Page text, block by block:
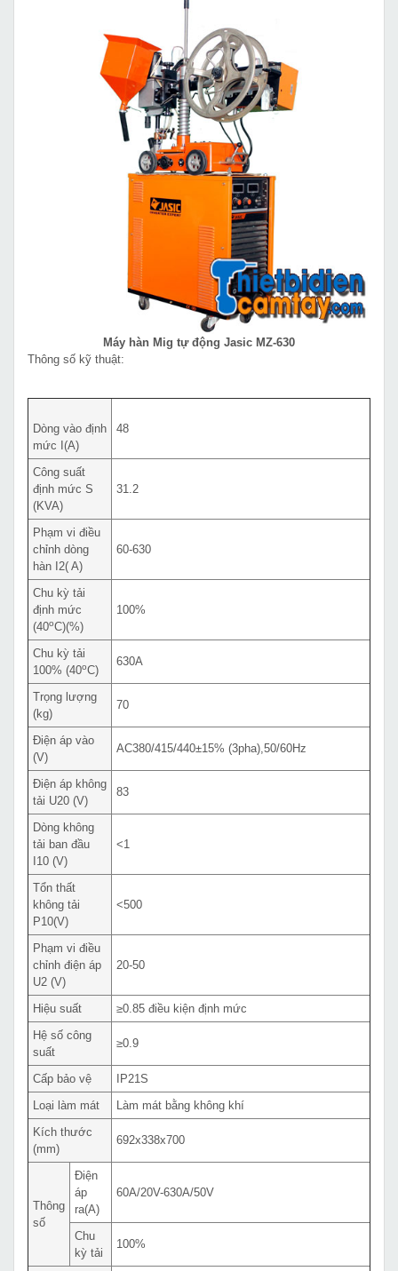
Máy hàn Mig tự động Jasic MZ-630
Thông số kỹ thuật:
Dòng vào định
mức I(A)
48
Công suất
định mức S
(KVA)
31.2
Phạm vi điều
chỉnh dòng
hàn I2( A)
60-630
Chu kỳ tải
định mức
(40oC)(%)
100%
Chu kỳ tải
100% (40oC)
630A
Trọng lượng
(kg)
70
Điện áp vào
(V)
AC380/415/440±15% (3pha),50/60Hz
Điện áp không
tải U20 (V)
83
Dòng không
tải ban đầu
I10 (V)
<1
Tổn thất
không tải
P10(V)
<500
Phạm vi điều
chỉnh điện áp
U2 (V)
20-50
Hiệu suất
≥0.85 điều kiện định mức
Hệ số công
suất
≥0.9
Cấp bảo vệ
IP21S
Loại làm mát
Làm mát bằng không khí
Kích thước
(mm)
692x338x700
Thông
số
Điện
áp
ra(A)
60A/20V-630A/50V
Chu
kỳ tải
100%